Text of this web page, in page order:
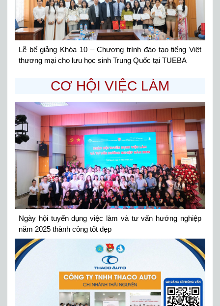
Lễ bế giảng Khóa 10 – Chương trình đào tạo tiếng Việt
thương mại cho lưu học sinh Trung Quốc tại TUEBA
CƠ HỘI VIỆC LÀM
Ngày hội tuyển dụng việc làm và tư vấn hướng nghiệp
năm 2025 thành công tốt đẹp